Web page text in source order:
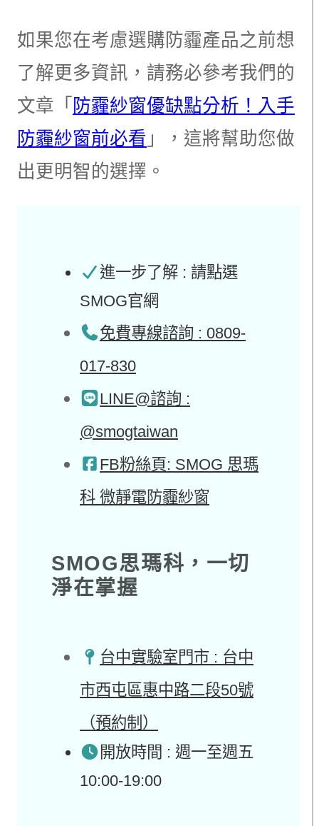
如果您在考慮選購防霾產品之前想
了解更多資訊，請務必參考我們的
文章「 防霾紗窗優缺點分析！入手
防霾紗窗前必看 」，這將幫助您做
出更明智的選擇。
進一步了解 : 請點選
SMOG官網
免費專線諮詢 : 0809-
017-830
LINE@諮詢 :
@smogtaiwan
FB粉絲頁: SMOG 思瑪
科 微靜電防霾紗窗
SMOG思瑪科，一切
淨在掌握​
台中實驗室門市 : 台中
市西屯區惠中路二段50號
（預約制）
開放時間 : 週一至週五
10:00-19:00